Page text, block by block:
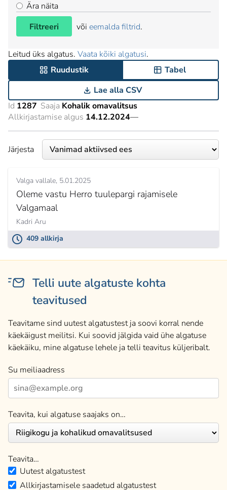
Ära näita
Filtreeri
või eemalda filtrid.
Leitud üks algatus. Vaata kõiki algatusi.
Ruudustik
Tabel
Lae alla CSV
Id 1287 Saaja Kohalik omavalitsus
Allkirjastamise algus 14.12.2024—
Järjesta
Valga vallale 5.01.2025
Oleme vastu Herro tuulepargi rajamisele
Valgamaal
Kadri Aru
409 allkirja
Telli uute algatuste kohta
teavitused
Teavitame sind uutest algatustest ja soovi korral nende
käekäigust meilitsi. Kui soovid jälgida vaid ühe algatuse
käekäiku, mine algatuse lehele ja telli teavitus küljeribalt.
Su meiliaadress
Teavita, kui algatuse saajaks on…
Teavita…
Uutest algatustest
Allkirjastamisele saadetud algatustest